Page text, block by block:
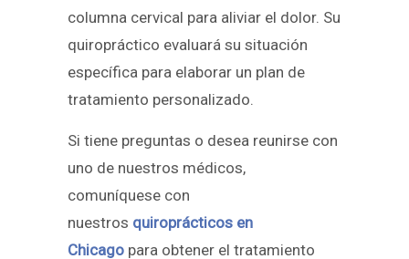
columna cervical para aliviar el dolor. Su
quiropráctico evaluará su situación
específica para elaborar un plan de
tratamiento personalizado.
Si tiene preguntas o desea reunirse con
uno de nuestros médicos,
comuníquese con
nuestros quiroprácticos en
Chicago para obtener el tratamiento